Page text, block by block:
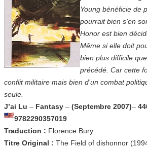
Young bénéficie de
pourrait bien s’en
Honor est bien
Même si elle doit
bien plus difficile
précédé. Car cette
conflit militaire mais bien d’un combat
seule.
J’ai Lu – Fantasy – (Septembre 2007)–
9782290357019
Traduction : Florence Bury
Titre Original : The Field of dishonnor